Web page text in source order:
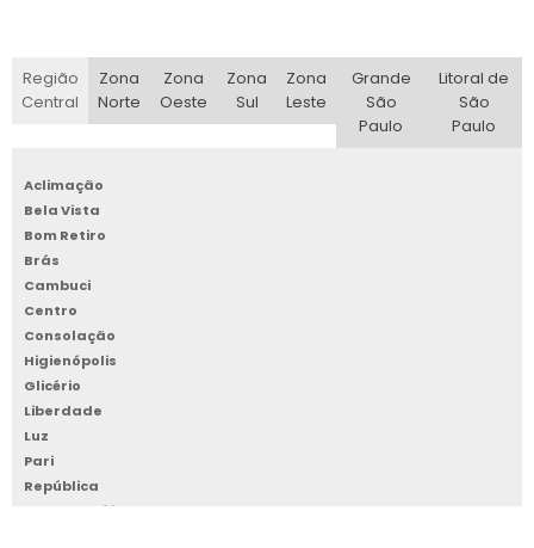
Região
Central
Zona
Norte
Zona
Oeste
Zona
Sul
Zona
Leste
Grande
São
Paulo
Litoral de
São
Paulo
Aclimação
Bela Vista
Bom Retiro
Brás
Cambuci
Centro
Consolação
Higienópolis
Glicério
Liberdade
Luz
Pari
República
Santa Cecília